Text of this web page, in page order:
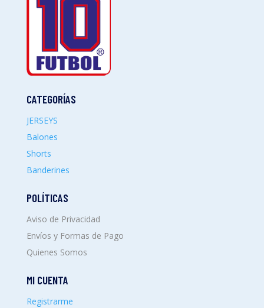
CATEGORÍAS
JERSEYS
Balones
Shorts
Banderines
POLÍTICAS
Aviso de Privacidad
Envíos y Formas de Pago
Quienes Somos
MI CUENTA
Registrarme